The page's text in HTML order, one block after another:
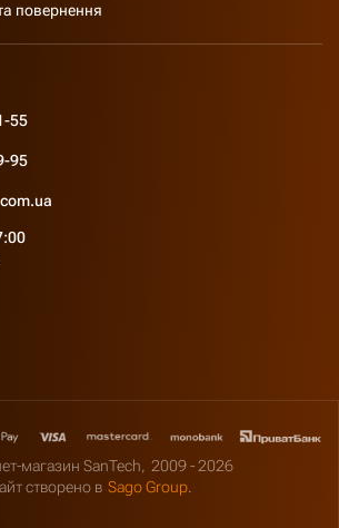
повернення
55
95
магазин SanTech,
2009 - 2026
створено в Sago Group